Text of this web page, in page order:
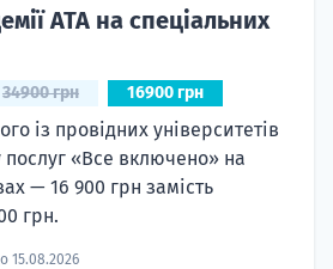
ATA на спеціальних
34900 грн 16900 грн
із провідних університетів
послуг «Все включено» на
— 16 900 грн замість
грн.
15.08.2026